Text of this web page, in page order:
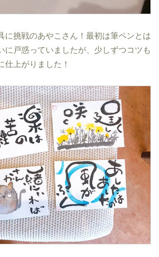
に挑戦のあやこさん！最初は筆ペンとは
に戸惑っていましたが、少しずつコツも
仕上がりました！